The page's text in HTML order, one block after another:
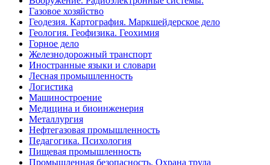
Газовое хозяйство
Геодезия. Картография. Маркшейдерское дело
Геология. Геофизика. Геохимия
Горное дело
Железнодорожный транспорт
Иностранные языки и словари
Лесная промышленность
Логистика
Машиностроение
Медицина и биоинженерия
Металлургия
Нефтегазовая промышленность
Педагогика. Психология
Пищевая промышленность
Промышленная безопасность. Охрана труда